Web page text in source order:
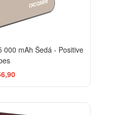
000 mAh Šedá - Positive